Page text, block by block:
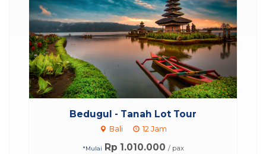
- Tanah Lot Tour Paket Ziarah Katolik